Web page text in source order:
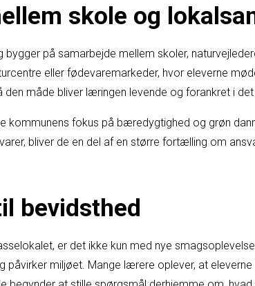
skole og
bygger på samarbejde mellem skoler,
eller fødevaremarkeder, hvor eleverne
måde bliver læringen levende og forankret i det
kommunens fokus på bæredygtighed og grøn
bliver de en del af en større fortælling om
bevidsthed
er det ikke kun med nye
påvirker miljøet. Mange lærere oplever, at eleverne